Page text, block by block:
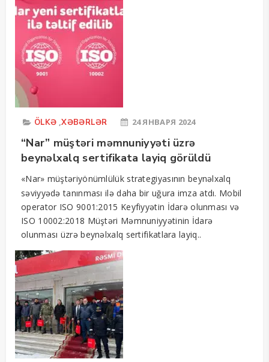
ÖLKƏ ,XƏBƏRLƏR 24 ЯНВАРЯ 2024
“Nar” müştəri məmnuniyyəti üzrə
beynəlxalq sertifikata layiq görüldü
«Nar» müştəriyönümlülük strategiyasının beynəlxalq
səviyyədə tanınması ilə daha bir uğura imza atdı. Mobil
operator ISO 9001:2015 Keyfiyyətin İdarə olunması və
ISO 10002:2018 Müştəri Məmnuniyyətinin İdarə
olunması üzrə beynəlxalq sertifikatlara layiq..